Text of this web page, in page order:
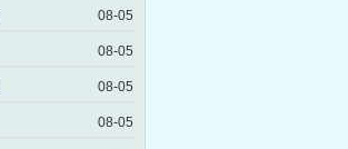
08-05
08-05
08-05
08-05